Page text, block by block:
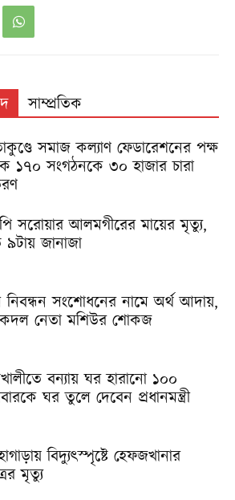
সাম্প্রতিক
সমাজ কল্যাণ ফেডারেশনের পক্ষ
১৭০ সংগঠনকে ৩০ হাজার চারা
সরোয়ার আলমগীরের মায়ের মৃত্যু,
৯টায় জানাজা
নিবন্ধন সংশোধনের নামে অর্থ আদায়,
নেতা মশিউর শোকজ
বন্যায় ঘর হারানো ১০০
ঘর তুলে দেবেন প্রধানমন্ত্রী
বিদ্যুৎস্পৃষ্টে হেফজখানার
মৃত্যু